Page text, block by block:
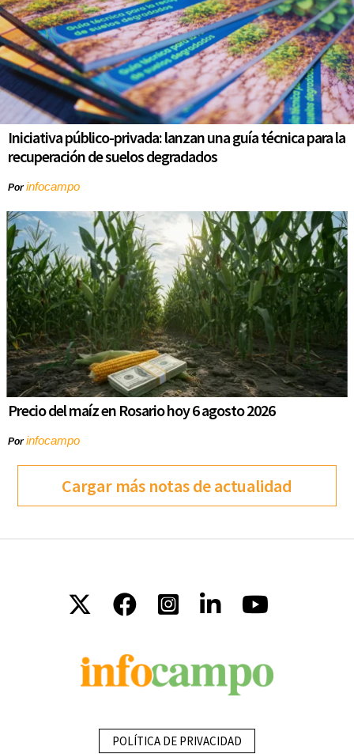
Iniciativa público-privada: lanzan una guía técnica para la
recuperación de suelos degradados
Porinfocampo
Precio del maíz en Rosario hoy 6 agosto 2026
Porinfocampo
Cargar más notas de actualidad
POLÍTICA DE PRIVACIDAD